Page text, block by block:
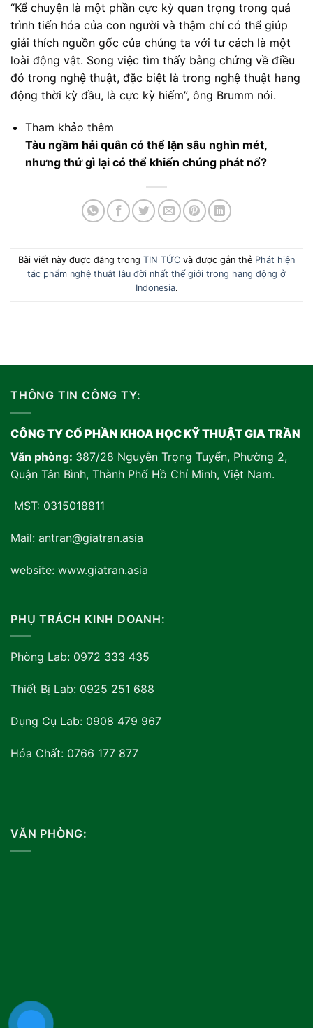
“Kể chuyện là một phần cực kỳ quan trọng trong quá
trình tiến hóa của con người và thậm chí có thể giúp
giải thích nguồn gốc của chúng ta với tư cách là một
loài động vật. Song việc tìm thấy bằng chứng về điều
đó trong nghệ thuật, đặc biệt là trong nghệ thuật hang
động thời kỳ đầu, là cực kỳ hiếm”, ông Brumm nói.
Tham khảo thêm
Tàu ngầm hải quân có thể lặn sâu nghìn mét,
nhưng thứ gì lại có thể khiến chúng phát nổ?
Bài viết này được đăng trong TIN TỨC và được gắn thẻ Phát hiện
tác phẩm nghệ thuật lâu đời nhất thế giới trong hang động ở
Indonesia.
THÔNG TIN CÔNG TY:
CÔNG TY CỔ PHẦN KHOA HỌC KỸ THUẬT GIA TRẦN
Văn phòng: 387/28 Nguyễn Trọng Tuyển, Phường 2,
Quận Tân Bình, Thành Phố Hồ Chí Minh, Việt Nam.
MST: 0315018811
Mail: antran@giatran.asia
website: www.giatran.asia
PHỤ TRÁCH KINH DOANH:
Phòng Lab: 0972 333 435
Thiết Bị Lab: 0925 251 688
Dụng Cụ Lab: 0908 479 967
Hóa Chất: 0766 177 877
VĂN PHÒNG: